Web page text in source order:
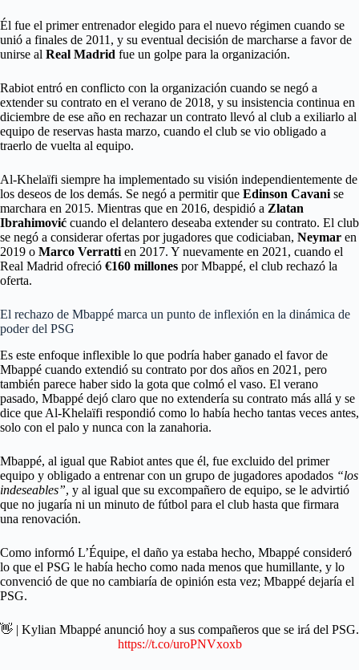
Él fue el primer entrenador elegido para el nuevo régimen cuando se
unió a finales de 2011, y su eventual decisión de marcharse a favor de
unirse al Real Madrid fue un golpe para la organización.
Rabiot entró en conflicto con la organización cuando se negó a
extender su contrato en el verano de 2018, y su insistencia continua en
diciembre de ese año en rechazar un contrato llevó al club a exiliarlo al
equipo de reservas hasta marzo, cuando el club se vio obligado a
traerlo de vuelta al equipo.
Al-Khelaïfi siempre ha implementado su visión independientemente de
los deseos de los demás. Se negó a permitir que Edinson Cavani se
marchara en 2015. Mientras que en 2016, despidió a Zlatan
Ibrahimović cuando el delantero deseaba extender su contrato. El club
se negó a considerar ofertas por jugadores que codiciaban, Neymar en
2019 o Marco Verratti en 2017. Y nuevamente en 2021, cuando el
Real Madrid ofreció €160 millones por Mbappé, el club rechazó la
oferta.
El rechazo de Mbappé marca un punto de inflexión en la dinámica de
poder del PSG
Es este enfoque inflexible lo que podría haber ganado el favor de
Mbappé cuando extendió su contrato por dos años en 2021, pero
también parece haber sido la gota que colmó el vaso. El verano
pasado, Mbappé dejó claro que no extendería su contrato más allá y se
dice que Al-Khelaïfi respondió como lo había hecho tantas veces antes,
solo con el palo y nunca con la zanahoria.
Mbappé, al igual que Rabiot antes que él, fue excluido del primer
equipo y obligado a entrenar con un grupo de jugadores apodados “los
indeseables”, y al igual que su excompañero de equipo, se le advirtió
que no jugaría ni un minuto de fútbol para el club hasta que firmara
una renovación.
Como informó L’Équipe, el daño ya estaba hecho, Mbappé consideró
lo que el PSG le había hecho como nada menos que humillante, y lo
convenció de que no cambiaría de opinión esta vez; Mbappé dejaría el
PSG.
👋 | Kylian Mbappé anunció hoy a sus compañeros que se irá del PSG.
https://t.co/uroPNVxoxb